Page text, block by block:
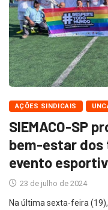
AÇÕES SINDICAIS
SIEMACO-SP
bem-estar dos
evento
23 de julho de 2024
Na última sexta-feira